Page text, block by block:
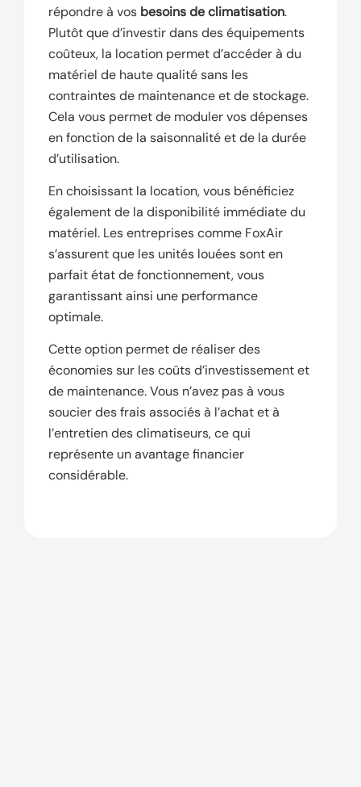
répondre à vos besoins de climatisation.
Plutôt que d’investir dans des équipements
coûteux, la location permet d’accéder à du
matériel de haute qualité sans les
contraintes de maintenance et de stockage.
Cela vous permet de moduler vos dépenses
en fonction de la saisonnalité et de la durée
d’utilisation.
En choisissant la location, vous bénéficiez
également de la disponibilité immédiate du
matériel. Les entreprises comme FoxAir
s’assurent que les unités louées sont en
parfait état de fonctionnement, vous
garantissant ainsi une performance
optimale.
Cette option permet de réaliser des
économies sur les coûts d’investissement et
de maintenance. Vous n’avez pas à vous
soucier des frais associés à l’achat et à
l’entretien des climatiseurs, ce qui
représente un avantage financier
considérable.